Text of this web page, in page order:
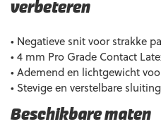
verbeteren
• Negatieve snit voor strakke
• 4 mm Pro Grade Contact
• Ademend en lichtgewicht
• Stevige en verstelbare
Beschikbare maten